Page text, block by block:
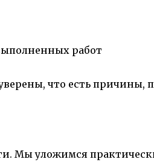
работ
что есть причины,
Мы уложимся